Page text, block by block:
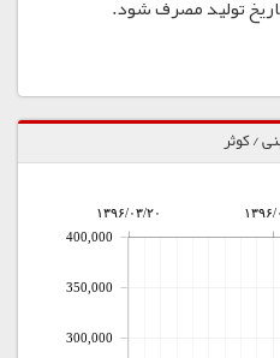
تولید مصرف شود.
/ کوثر
۱۳۹۶/۰۳/۲۰ ۰۸/۱
300,000
350,000
400,000